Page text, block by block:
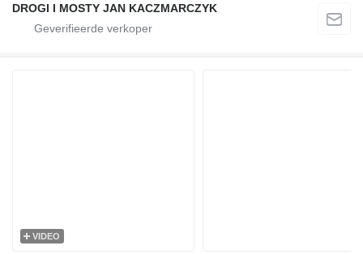
DROGI I MOSTY JAN KACZMARCZYK
VIDEO